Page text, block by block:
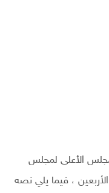
الأعلى لمجلس
، فيما يلي نصه